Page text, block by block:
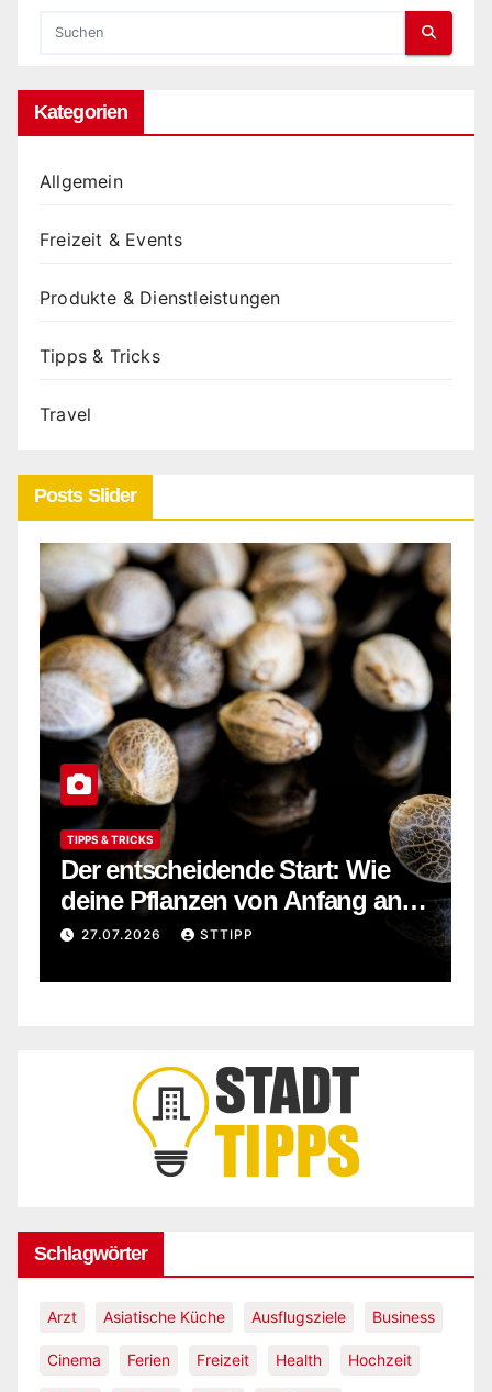
Kategorien
Allgemein
Freizeit & Events
Produkte & Dienstleistungen
Tipps & Tricks
Travel
Posts Slider
TIPPS & TRICKS
Der entscheidende Start: Wie
deine Pflanzen von Anfang an
stark wachsen
27.07.2026 STTIPP
Schlagwörter
Arzt Asiatische Küche Ausflugsziele Business
Cinema Ferien Freizeit Health Hochzeit